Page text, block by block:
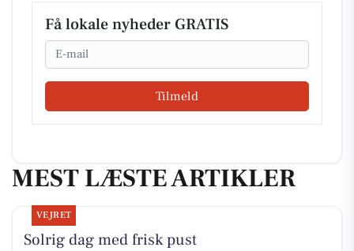
Få lokale nyheder GRATIS
Email
Tilmeld
MEST LÆSTE ARTIKLER
VEJRET
Solrig dag med frisk pust